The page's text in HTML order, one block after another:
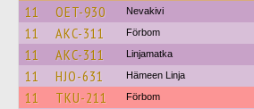
11 OET-930 Nevakivi
11 AKC-311 Förbom
11 AKC-311 Linjamatka
11 HJO-631 Hämeen Linja
11 TKU-211 Förbom